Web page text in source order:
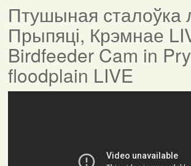
Птушыная сталоўка
Прыпяці, Крэмнае
Birdfeeder Cam in
floodplain LIVE